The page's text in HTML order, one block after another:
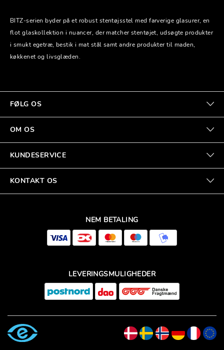
BITZ-serien byder på et robust stentøjsstel med farverige glasurer, en
flot glaskollektion i nuancer, der matcher stentøjet, udsøgte produkter
i smukt egetræ, bestik i mat stål samt andre produkter til maden,
køkkenet og livsglæden.
FØLG OS
OM OS
KUNDESERVICE
KONTAKT OS
NEM BETALING
LEVERINGSMULIGHEDER